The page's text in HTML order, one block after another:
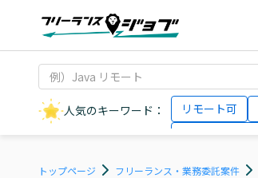
人気のキーワード： リモート可
AIエンジニア
トップページ フリーランス・業務委託案件